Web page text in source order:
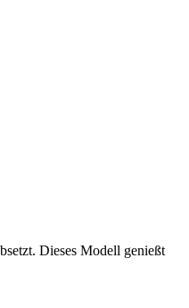
Dieses Modell genießt